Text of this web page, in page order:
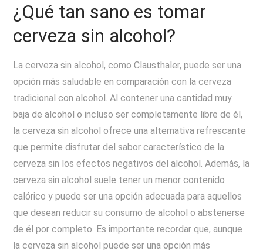
¿Qué tan sano es tomar
cerveza sin alcohol?
La cerveza sin alcohol, como Clausthaler, puede ser una
opción más saludable en comparación con la cerveza
tradicional con alcohol. Al contener una cantidad muy
baja de alcohol o incluso ser completamente libre de él,
la cerveza sin alcohol ofrece una alternativa refrescante
que permite disfrutar del sabor característico de la
cerveza sin los efectos negativos del alcohol. Además, la
cerveza sin alcohol suele tener un menor contenido
calórico y puede ser una opción adecuada para aquellos
que desean reducir su consumo de alcohol o abstenerse
de él por completo. Es importante recordar que, aunque
la cerveza sin alcohol puede ser una opción más